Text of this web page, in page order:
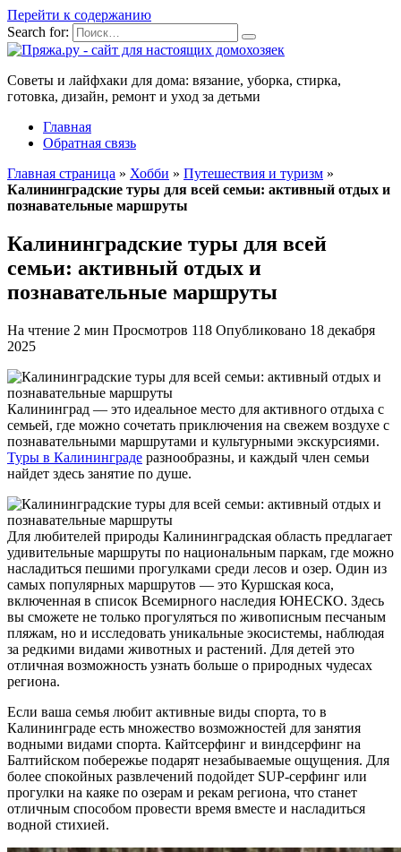
Перейти к содержанию
Search for:
Советы и лайфхаки для дома: вязание, уборка, стирка,
готовка, дизайн, ремонт и уход за детьми
Главная
Обратная связь
Главная страница » Хобби » Путешествия и туризм »
Калининградские туры для всей семьи: активный отдых и
познавательные маршруты
Калининградские туры для всей
семьи: активный отдых и
познавательные маршруты
На чтение 2 мин Просмотров 118 Опубликовано 18 декабря
2025
Калининград — это идеальное место для активного отдыха с
семьей, где можно сочетать приключения на свежем воздухе с
познавательными маршрутами и культурными экскурсиями.
Туры в Калининграде разнообразны, и каждый член семьи
найдет здесь занятие по душе.
Для любителей природы Калининградская область предлагает
удивительные маршруты по национальным паркам, где можно
насладиться пешими прогулками среди лесов и озер. Один из
самых популярных маршрутов — это Куршская коса,
включенная в список Всемирного наследия ЮНЕСКО. Здесь
вы сможете не только прогуляться по живописным песчаным
пляжам, но и исследовать уникальные экосистемы, наблюдая
за редкими видами животных и растений. Для детей это
отличная возможность узнать больше о природных чудесах
региона.
Если ваша семья любит активные виды спорта, то в
Калининграде есть множество возможностей для занятия
водными видами спорта. Кайтсерфинг и виндсерфинг на
Балтийском побережье подарят незабываемые ощущения. Для
более спокойных развлечений подойдет SUP-серфинг или
прогулки на каяке по озерам и рекам региона, что станет
отличным способом провести время вместе и насладиться
водной стихией.